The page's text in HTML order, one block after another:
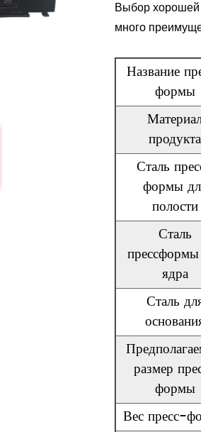
Выбор хорошей
много
Название
формы
продукта
Сталь
формы
полости
Сталь
ядра
Сталь
размер
формы
Вес пресс-